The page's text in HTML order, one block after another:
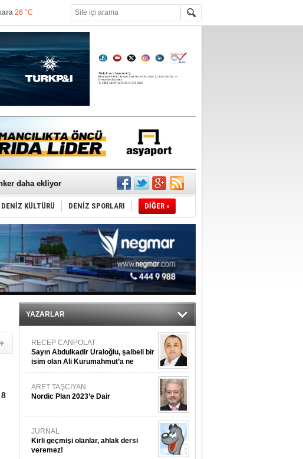
26 °C
27 °C
26 °C
26 °C
ilk tersane oldu
daha ekliyor
için düzenleme istiyor
seçti!
tehdit ediyor
DENİZ KÜLTÜRÜ DENİZ SPORLARI DİĞER »
YAZARLAR
RECEP CANPOLAT
Sayın Abdulkadir Uraloğlu, şaibeli bir
isim olan Ali Kurumahmut’a ne
danışıyorsunuz?
ARET TAŞCIYAN
Nordic Plan 2023’e Dair
JURNAL
Kirli geçmişi olanlar, ahlak dersi
veremez!